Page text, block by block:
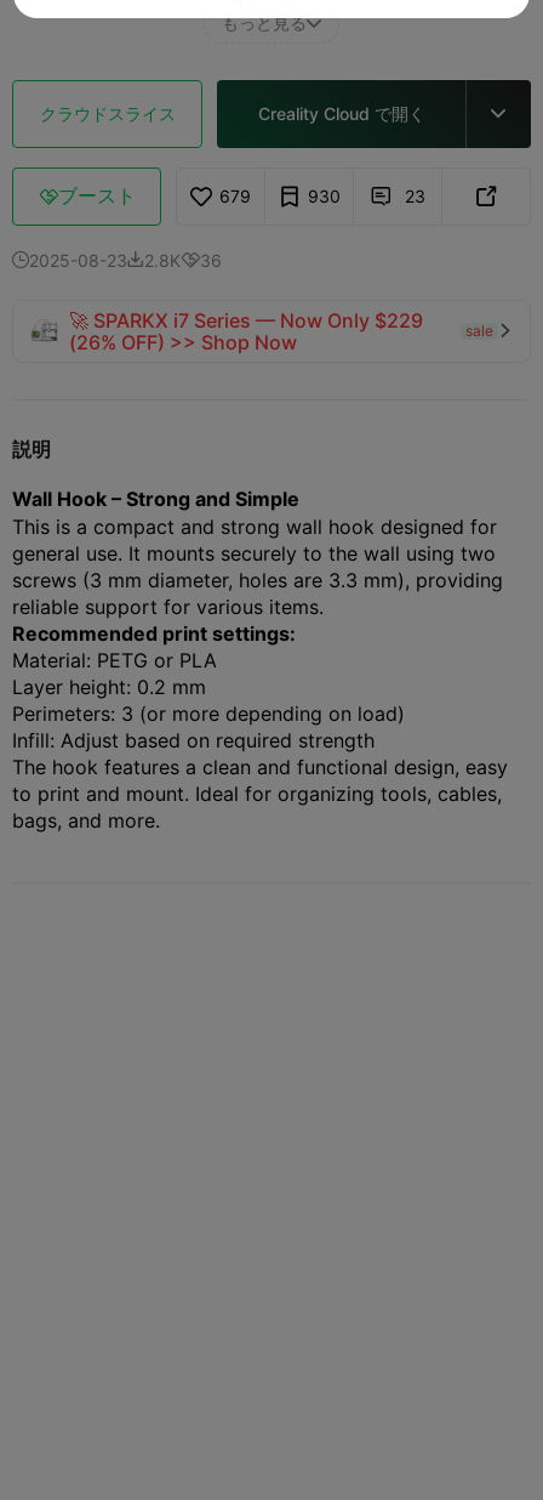
もっと見る
クラウドスライス Creality Cloud で開く 
ブースト 679 930  23 
2025-08-232.8K36
🚀 SPARKX i7 Series — Now Only $229
(26% OFF) >> Shop Now
sale 
説明
Wall Hook – Strong and Simple
This is a compact and strong wall hook designed for
general use. It mounts securely to the wall using two
screws (3 mm diameter, holes are 3.3 mm), providing
reliable support for various items.
Recommended print settings:
Material: PETG or PLA
Layer height: 0.2 mm
Perimeters: 3 (or more depending on load)
Infill: Adjust based on required strength
The hook features a clean and functional design, easy
to print and mount. Ideal for organizing tools, cables,
bags, and more.